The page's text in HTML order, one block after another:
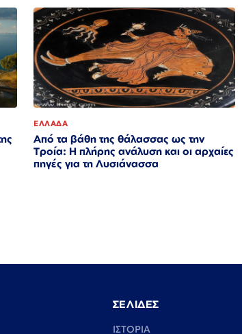
ΕΛΛΑΔΑ
Από τα βάθη της θάλασσας ως την
Τροία: Η πλήρης ανάλυση και οι αρχαίες
πηγές για τη Λυσιάνασσα
ΣΕΛΙΔΕΣ
ΙΣΤΟΡΙΑ